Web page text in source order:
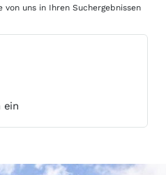
ein
uns in Ihren Suchergebnissen